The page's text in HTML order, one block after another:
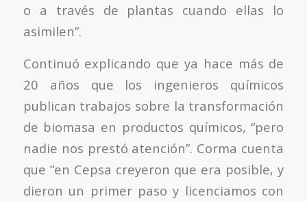
o a través de plantas cuando ellas lo
asimilen”.
Continuó explicando que ya hace más de
20 años que los ingenieros químicos
publican trabajos sobre la transformación
de biomasa en productos químicos, “pero
nadie nos prestó atención”. Corma cuenta
que “en Cepsa creyeron que era posible, y
dieron un primer paso y licenciamos con